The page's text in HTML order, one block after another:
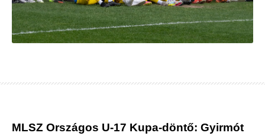
MLSZ Országos U-17 Kupa-döntő: Gyirmót